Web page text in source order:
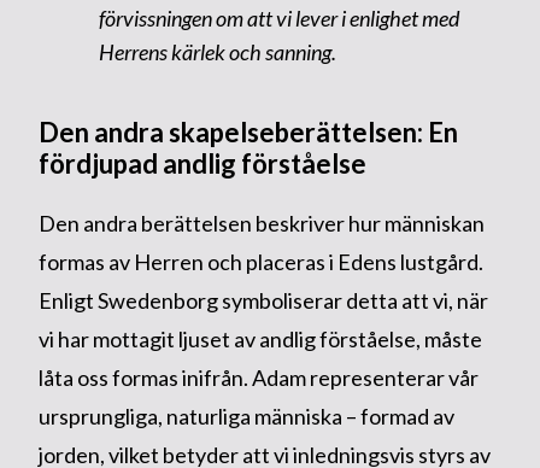
förvissningen om att vi lever i enlighet med
Herrens kärlek och sanning.
Den andra skapelseberättelsen: En
fördjupad andlig förståelse
Den andra berättelsen beskriver hur människan
formas av Herren och placeras i Edens lustgård.
Enligt Swedenborg symboliserar detta att vi, när
vi har mottagit ljuset av andlig förståelse, måste
låta oss formas inifrån. Adam representerar vår
ursprungliga, naturliga människa – formad av
jorden, vilket betyder att vi inledningsvis styrs av